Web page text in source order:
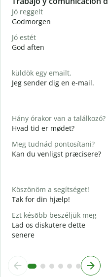
Jó reggelt
Godmorgen
Jó estét
God aften
küldök egy emailt.
Jeg sender dig en e-mail.
Hány órakor van a találkozó?
Hvad tid er mødet?
Meg tudnád pontosítani?
Kan du venligst præcisere?
Köszönöm a segítséget!
Tak for din hjælp!
Ezt később beszéljük meg
Lad os diskutere dette
senere